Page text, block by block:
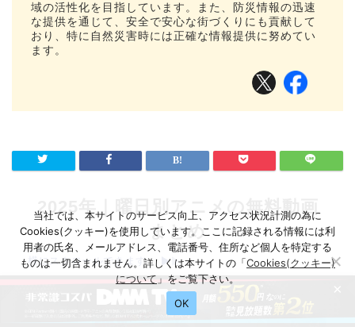
域の活性化を目指しています。また、防災情報の迅速
な提供を通じて、安全で安心な街づくりにも貢献して
おり、特に自然災害時には正確な情報提供に努めてい
ます。
2025年｜曜日別アニメの無料動画
まとめ
横にスクロールできます
当社では、本サイトのサービス向上、アクセス状況計測の為に
Cookies(クッキー)を使用しています。ここに記録される情報には利
用者の氏名、メールアドレス、電話番号、住所など個人を特定する
ものは一切含まれません。詳しくは本サイトの「Cookies(クッキー)
について 」をご覧下さい。
OK